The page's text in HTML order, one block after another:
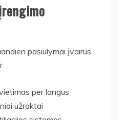
pasiūlymai įvairūs.
per langus
užraktai